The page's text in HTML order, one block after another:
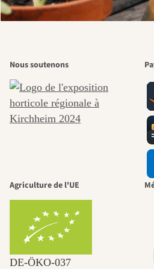
Nous soutenons
Agriculture de l'UE
DE‑ÖKO‑037